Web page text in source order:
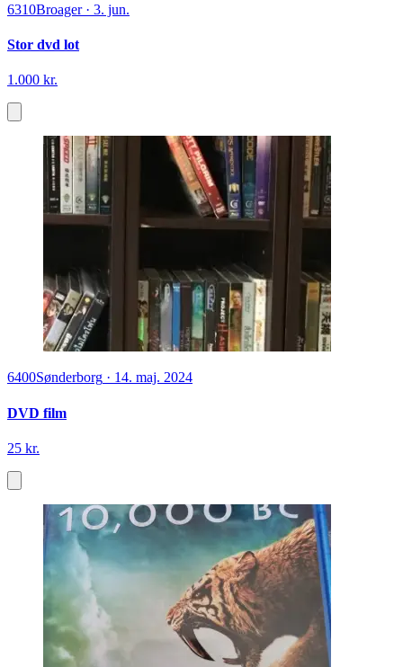
6310Broager· 3. jun.
Stor dvd lot
1.000 kr.
6400Sønderborg · 14. maj. 2024
DVD film
25 kr.